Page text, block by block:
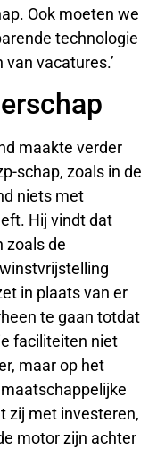
Ook moeten we
technologie
vacatures.’
maakte verder
schap, zoals in de
niets met
Hij vindt dat
zoals de
in plaats van er
te gaan totdat
faciliteiten niet
maar op het
zij met investeren,
motor zijn achter